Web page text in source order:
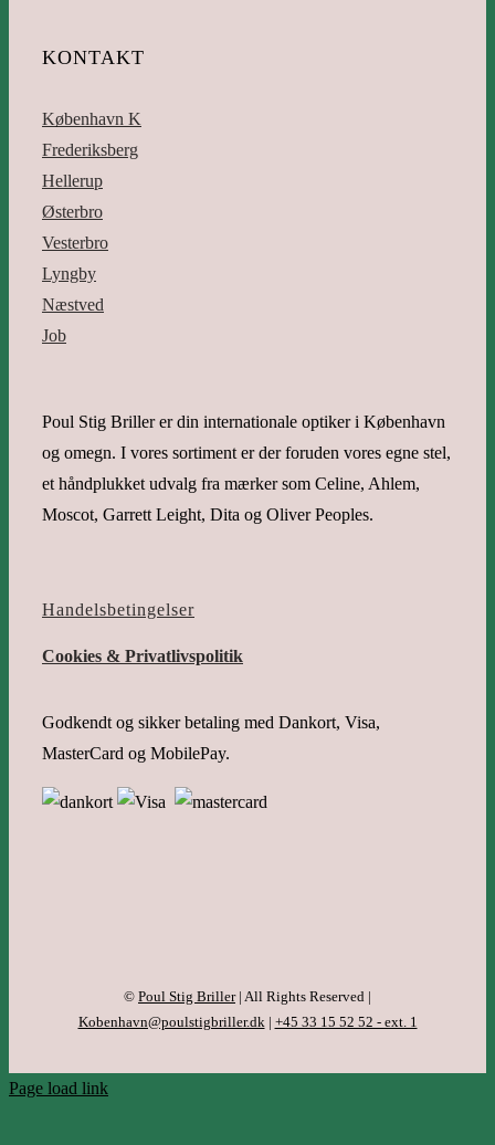
KONTAKT
København K
Frederiksberg
Hellerup
Østerbro
Vesterbro
Lyngby
Næstved
Job
Poul Stig Briller er din internationale optiker i København
og omegn. I vores sortiment er der foruden vores egne stel,
et håndplukket udvalg fra mærker som Celine, Ahlem,
Moscot, Garrett Leight, Dita og Oliver Peoples.
Handelsbetingelser
Cookies & Privatlivspolitik
Godkendt og sikker betaling med Dankort, Visa,
MasterCard og MobilePay.
© Poul Stig Briller| All Rights Reserved |
Kobenhavn@poulstigbriller.dk| +45 33 15 52 52 - ext. 1
Page load link